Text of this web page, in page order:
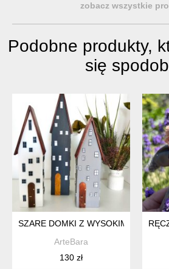
zobacz wszystkie
Podobne produkty,
się
SZARE DOMKI Z WYSOKIMI
ArteBara
130 zł